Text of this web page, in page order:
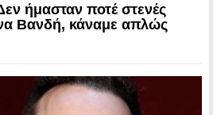
ήμασταν ποτέ στενές
Βανδή, κάναμε απλώς